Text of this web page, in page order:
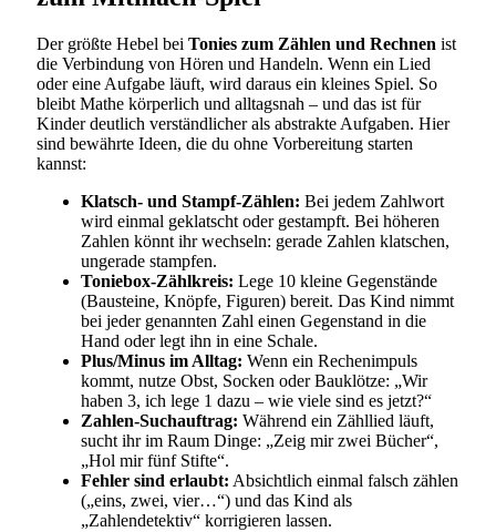
Der größte Hebel bei Tonies zum Zählen und Rechnen ist
die Verbindung von Hören und Handeln. Wenn ein Lied
oder eine Aufgabe läuft, wird daraus ein kleines Spiel. So
bleibt Mathe körperlich und alltagsnah – und das ist für
Kinder deutlich verständlicher als abstrakte Aufgaben. Hier
sind bewährte Ideen, die du ohne Vorbereitung starten
kannst:
Klatsch- und Stampf-Zählen: Bei jedem Zahlwort
wird einmal geklatscht oder gestampft. Bei höheren
Zahlen könnt ihr wechseln: gerade Zahlen klatschen,
ungerade stampfen.
Toniebox-Zählkreis: Lege 10 kleine Gegenstände
(Bausteine, Knöpfe, Figuren) bereit. Das Kind nimmt
bei jeder genannten Zahl einen Gegenstand in die
Hand oder legt ihn in eine Schale.
Plus/Minus im Alltag: Wenn ein Rechenimpuls
kommt, nutze Obst, Socken oder Bauklötze: „Wir
haben 3, ich lege 1 dazu – wie viele sind es jetzt?“
Zahlen-Suchauftrag: Während ein Zähllied läuft,
sucht ihr im Raum Dinge: „Zeig mir zwei Bücher“,
„Hol mir fünf Stifte“.
Fehler sind erlaubt: Absichtlich einmal falsch zählen
(„eins, zwei, vier…“) und das Kind als
„Zahlendetektiv“ korrigieren lassen.